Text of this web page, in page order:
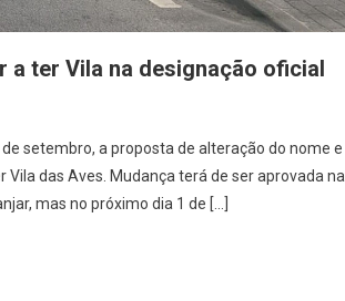
a ter Vila na designação oficial
setembro, a proposta de alteração do nome e
das Aves. Mudança terá de ser aprovada na
mas no próximo dia 1 de […]